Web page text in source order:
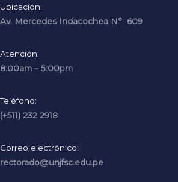
Ubicación:
Av. Mercedes Indacochea N° 609
Atención:
8:00am – 5:00pm
Teléfono:
(+511) 232 2918
Correo electrónico:
rectorado@unjfsc.edu.pe